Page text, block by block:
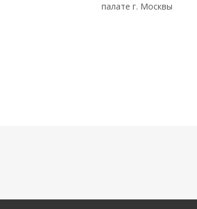
палате г. Москвы